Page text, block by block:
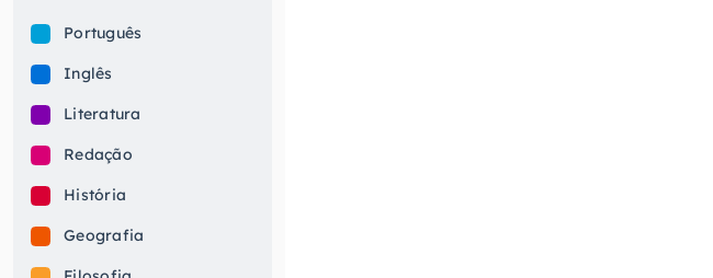
Português
Inglês
Literatura
Redação
História
Geografia